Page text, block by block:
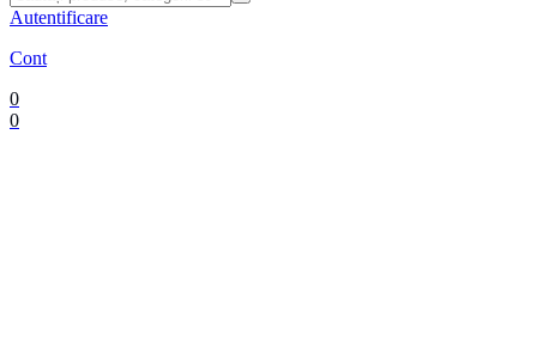
Autentificare
Cont
0
0